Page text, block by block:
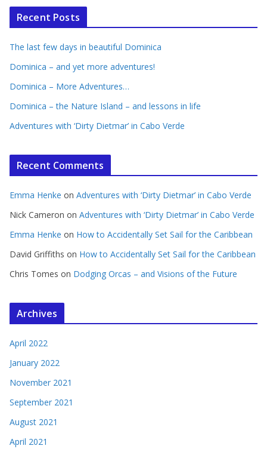
Recent Posts
The last few days in beautiful Dominica
Dominica – and yet more adventures!
Dominica – More Adventures…
Dominica – the Nature Island – and lessons in life
Adventures with ‘Dirty Dietmar’ in Cabo Verde
Recent Comments
Emma Henke on Adventures with ‘Dirty Dietmar’ in Cabo Verde
Nick Cameron on Adventures with ‘Dirty Dietmar’ in Cabo Verde
Emma Henke on How to Accidentally Set Sail for the Caribbean
David Griffiths on How to Accidentally Set Sail for the Caribbean
Chris Tomes on Dodging Orcas – and Visions of the Future
Archives
April 2022
January 2022
November 2021
September 2021
August 2021
April 2021